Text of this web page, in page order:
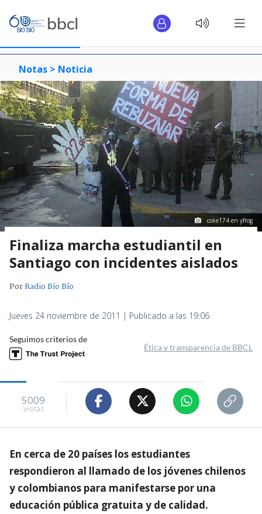
Notas > Noticia
coke174 en yfrog
Finaliza marcha estudiantil en
Santiago con incidentes aislados
PorRadio Bío Bío
Jueves 24 noviembre de 2011 | Publicado a las 19:06
Seguimos criterios de
Ética y transparencia de BBCL
5009
visitas
En cerca de 20 países los estudiantes
respondieron al llamado de los jóvenes chilenos
y colombianos para manifestarse por una
educación pública gratuita y de calidad.